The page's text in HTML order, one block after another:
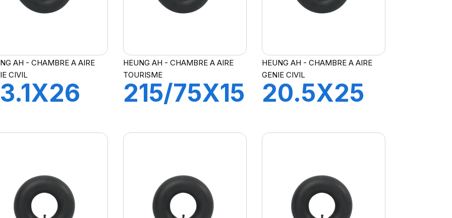
AH - CHAMBRE A AIRE
CIVIL
HEUNG AH - CHAMBRE A AIRE
TOURISME
215/75X15
HEUNG AH - CHAMBRE A AIRE
GENIE CIVIL
20.5X25